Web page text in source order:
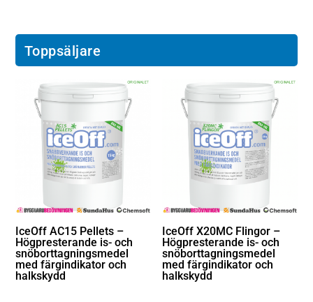
Toppsäljare
IceOff AC15 Pellets –
Högpresterande is- och
snöborttagningsmedel
med färgindikator och
halkskydd
IceOff X20MC Flingor –
Högpresterande is- och
snöborttagningsmedel
med färgindikator och
halkskydd